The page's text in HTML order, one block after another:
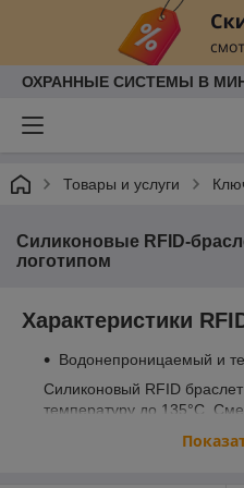
ОХРАННЫЕ СИСТЕМЫ В
Товары и услуги
Cиликоновые RFID-
логотипом
Характеристики
Водонепроницаемый и
Силиконовый RFID
температуру до 135°C.